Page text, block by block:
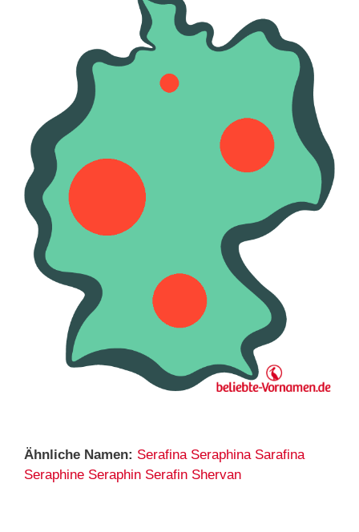
Ähnliche Namen: Serafina Seraphina Sarafina
Seraphine Seraphin Serafin Shervan